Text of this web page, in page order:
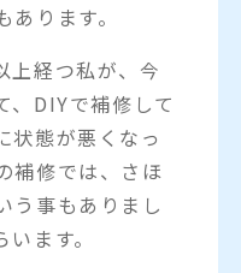
ります。
上経つ私が、今
、DIYで補修して
状態が悪くなっ
補修では、さほ
う事もありまし
ます。